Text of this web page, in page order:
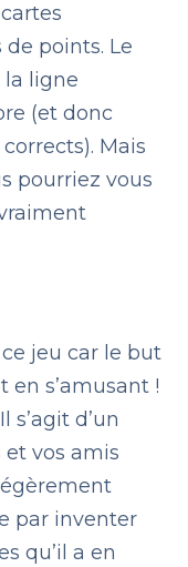
points. Le
ligne
(et donc
Mais
pourriez vous
jeu car le but
en s’amusant !
d’un
vos amis
par inventer
qu’il a en